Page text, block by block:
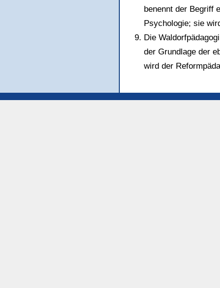
benennt der Begriff
Psychologie; sie
Die
der Grundlage der
wird der